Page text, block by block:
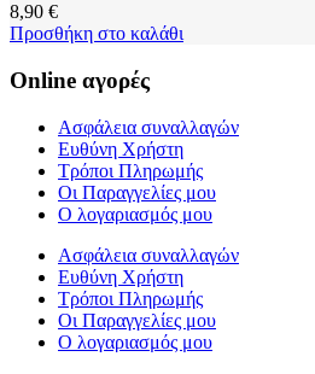
8,90 €
Προσθήκη στο καλάθι
Online αγορές
Ασφάλεια συναλλαγών
Ευθύνη Χρήστη
Τρόποι Πληρωμής
Οι Παραγγελίες μου
Ο λογαριασμός μου
Ασφάλεια συναλλαγών
Ευθύνη Χρήστη
Τρόποι Πληρωμής
Οι Παραγγελίες μου
Ο λογαριασμός μου